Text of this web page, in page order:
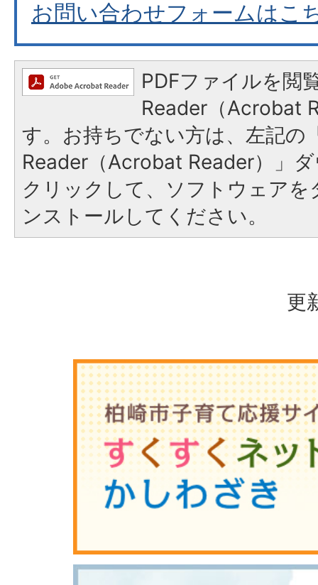
お問い合わせフォームはこ
PDFファイルを閲
Reader（Acrobat
す。お持ちでない方は、左記の
Reader（Acrobat Reader）」
クリックして、ソフトウェア
ンストールしてください。
更